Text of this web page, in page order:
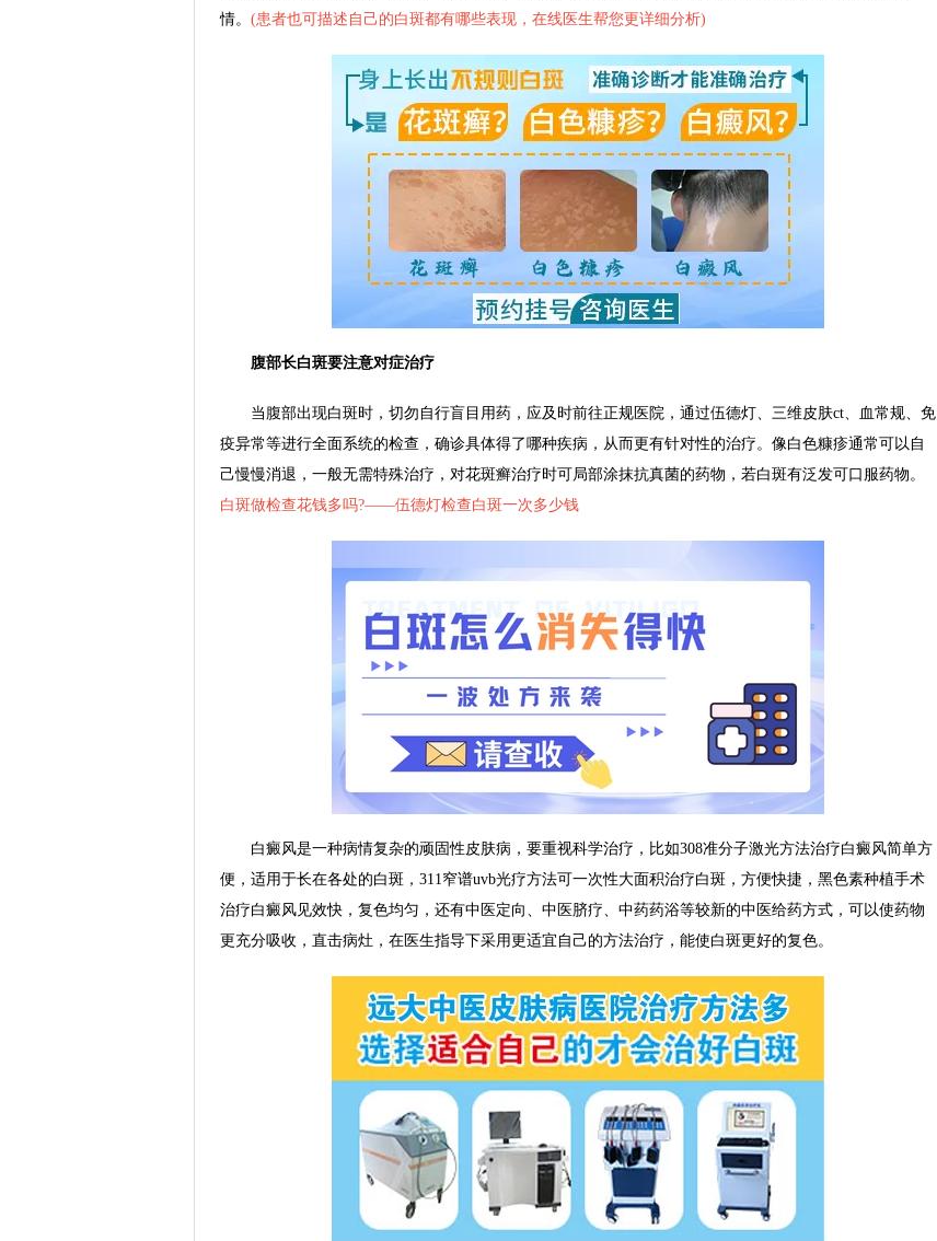
情。 (患者也可描述自己的白斑都有哪些表现，在线医生帮您更详细分析)
腹部长白斑要注意对症治疗
当腹部出现白斑时，切勿自行盲目用药，应及时前往正规医院，通过伍德灯、三维皮肤ct、血常规、免
疫异常等进行全面系统的检查，确诊具体得了哪种疾病，从而更有针对性的治疗。像白色糠疹通常可以自
己慢慢消退，一般无需特殊治疗，对花斑癣治疗时可局部涂抹抗真菌的药物，若白斑有泛发可口服药物。
白斑做检查花钱多吗?——伍德灯检查白斑一次多少钱
白癜风是一种病情复杂的顽固性皮肤病，要重视科学治疗，比如308准分子激光方法治疗白癜风简单方
便，适用于长在各处的白斑，311窄谱uvb光疗方法可一次性大面积治疗白斑，方便快捷，黑色素种植手术
治疗白癜风见效快，复色均匀，还有中医定向、中医脐疗、中药药浴等较新的中医给药方式，可以使药物
更充分吸收，直击病灶，在医生指导下采用更适宜自己的方法治疗，能使白斑更好的复色。